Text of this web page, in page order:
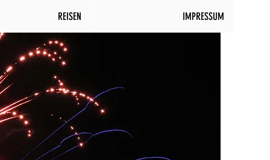
REISEN IMPRESSUM